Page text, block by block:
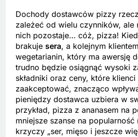
Dochody dostawców pizzy
zależeć od wielu czynników, ale
nich pozostaje… cóż, pizza!
brakuje sera, a kolejnym
wegetarianin, który ma awersję
trudno będzie osiągnąć wysoki
składniki oraz ceny, które
zaakceptować, znacząco
pieniędzy dostawca uzbiera w
przykład, pizza z ananasem na
mniejsze szanse na
krzyczy „ser, mięso i jeszcze